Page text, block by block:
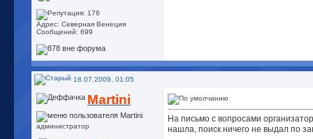
Адрес: Северная Венеция
Сообщений: 699
18.07.2009, 01:05
Martini
администратор
На письмо с вопросами
нашла, поиск ничего не выдал по